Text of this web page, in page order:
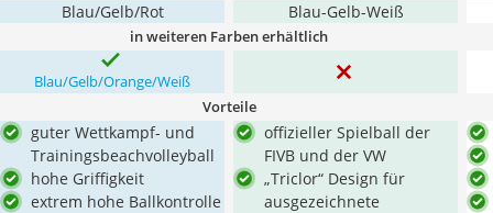
Blau/Gelb/Rot Blau-Gelb-Weiß
in weiteren Farben erhältlich
Blau/Gelb/Orange/Weiß
Vorteile
guter Wettkampf- und
Trainingsbeachvolleyball
hohe Griffigkeit
extrem hohe Ballkontrolle
offizieller Spielball der
FIVB und der VW
„Triclor“ Design für
ausgezeichnete